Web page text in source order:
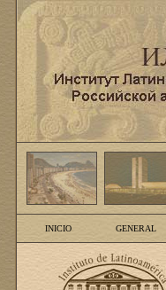
INICIO GENERAL